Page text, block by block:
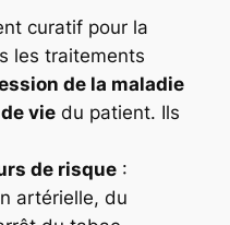
curatif pour la
les traitements
de la maladie
viedu patient. Ils
de risque:
artérielle, du